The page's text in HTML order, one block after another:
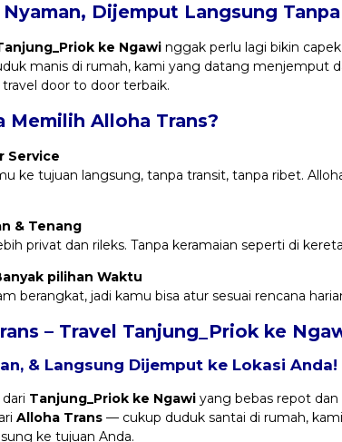
Dijemput Langsung
ke Ngawi nggak perlu lagi bikin
manis di rumah, kami yang datang menjemput
door to door terbaik.
Memilih Alloha Trans?
Service
ke tujuan langsung, tanpa transit, tanpa ribet.
& Tenang
privat dan rileks. Tanpa keramaian seperti di
pilihan Waktu
berangkat, jadi kamu bisa atur sesuai rencana
– Travel Tanjung_Priok ke
& Langsung Dijemput ke Lokasi Anda!
Tanjung_Priok ke Ngawi yang bebas repot dan
Alloha Trans — cukup duduk santai di rumah,
ke tujuan Anda.